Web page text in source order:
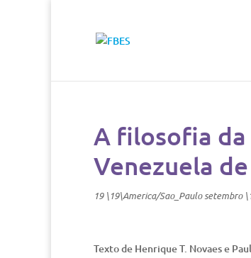
A filosofia
Venezuela
19 \19\America/Sao_Paulo setembro
Texto de Henrique T. Novaes e